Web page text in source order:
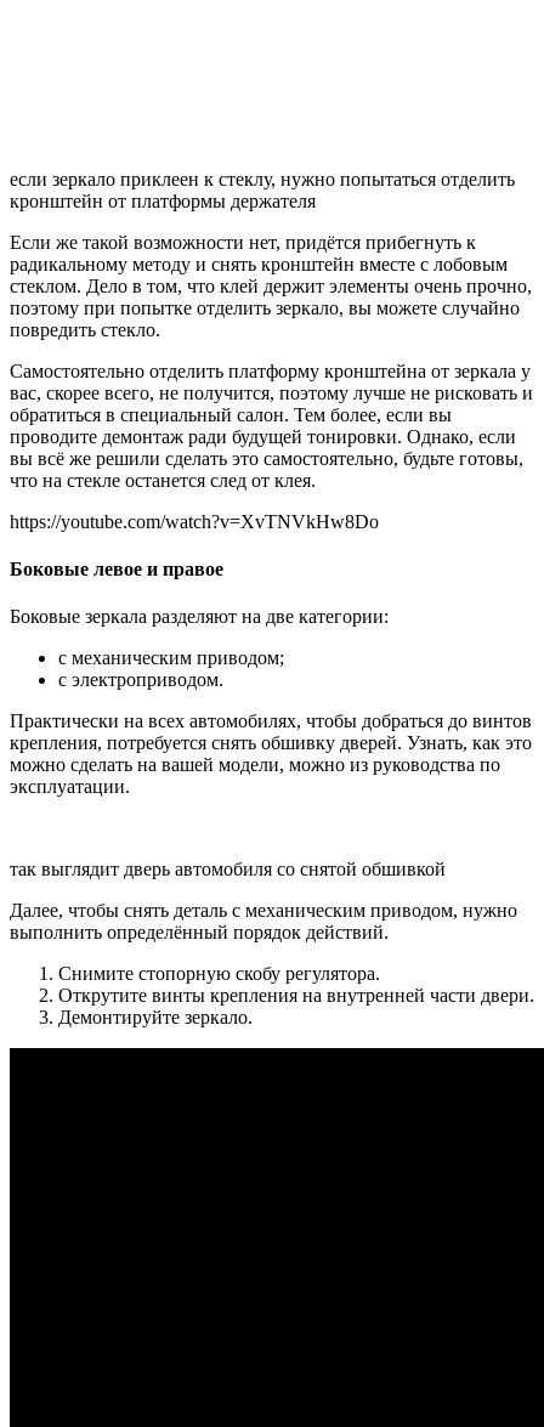
если зеркало приклеен к стеклу, нужно попытаться отделить
кронштейн от платформы держателя
Если же такой возможности нет, придётся прибегнуть к
радикальному методу и снять кронштейн вместе с лобовым
стеклом. Дело в том, что клей держит элементы очень прочно,
поэтому при попытке отделить зеркало, вы можете случайно
повредить стекло.
Самостоятельно отделить платформу кронштейна от зеркала у
вас, скорее всего, не получится, поэтому лучше не рисковать и
обратиться в специальный салон. Тем более, если вы
проводите демонтаж ради будущей тонировки. Однако, если
вы всё же решили сделать это самостоятельно, будьте готовы,
что на стекле останется след от клея.
https://youtube.com/watch?v=XvTNVkHw8Do
Боковые левое и правое
Боковые зеркала разделяют на две категории:
с механическим приводом;
с электроприводом.
Практически на всех автомобилях, чтобы добраться до винтов
крепления, потребуется снять обшивку дверей. Узнать, как это
можно сделать на вашей модели, можно из руководства по
эксплуатации.
так выглядит дверь автомобиля со снятой обшивкой
Далее, чтобы снять деталь с механическим приводом, нужно
выполнить определённый порядок действий.
Снимите стопорную скобу регулятора.
Открутите винты крепления на внутренней части двери.
Демонтируйте зеркало.